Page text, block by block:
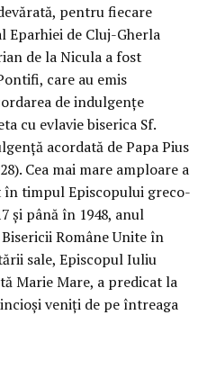
pentru fiecare
Eparhiei de Cluj-Gherla
de la Nicula a fost
care au emis
de indulgenţe
cu evlavie biserica Sf.
acordată de Papa Pius
Cea mai mare amploare a
timpul Episcopului greco-
şi până în 1948, anul
Române Unite în
sale, Episcopul Iuliu
Marie Mare, a predicat la
veniţi de pe întreaga